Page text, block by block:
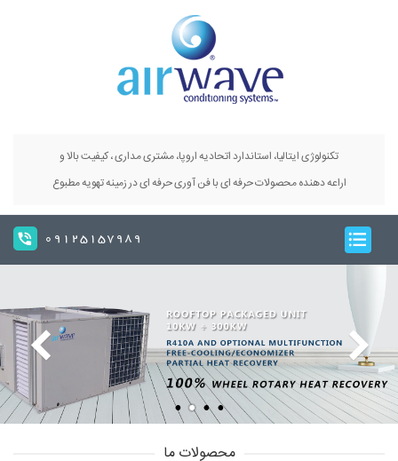
تکنولوژی ایتالیا، استاندارد اتحادیه اروپا، مشتری مداری ، کیفیت بالا و
اراعه دهنده محصولات حرفه ای با فن آوری حرفه ای در زمینه تهویه مطبوع
09125157989
محصولات ما